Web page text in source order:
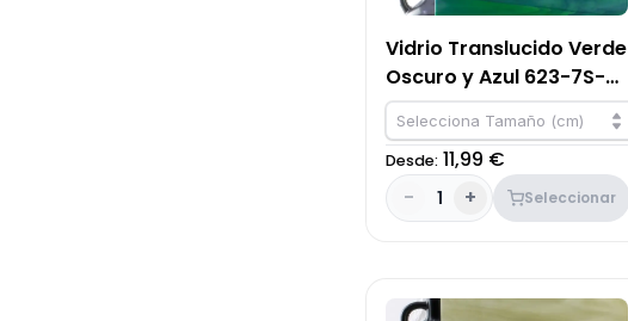
Vidrio Translucido Verde
Oscuro y Azul 623-7S-F
OCS96
Selecciona Tamaño (cm)
Desde: 11,99 €
-
1 + Seleccionar